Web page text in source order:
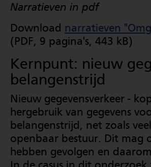
Narratieven in pdf
Download narratieven
(PDF, 9 pagina's, 443 kB)
Kernpunt: nieuw
belangenstrijd
Nieuw gegevensverkeer -
hergebruik van gegevens
belangenstrijd, net zoals
openbaar bestuur. Dit mag
hebben gevolgen en